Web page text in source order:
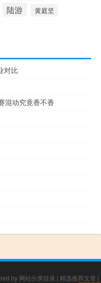
陆游 黄庭坚
对比
混动究竟香不香
by 网站分类目录 | 精选推荐文章 |